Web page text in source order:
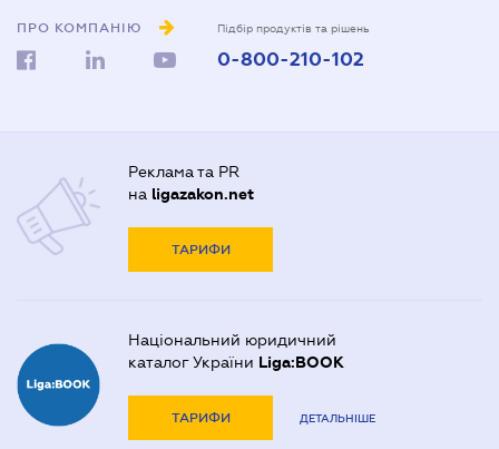
ПРО КОМПАНІЮ Підбір продуктів та рішень
0-800-210-102
Реклама та PR
на ligazakon.net
ТАРИФИ
Національний юридичний
каталог України Liga:BOOK
ТАРИФИ ДЕТАЛЬНІШЕ